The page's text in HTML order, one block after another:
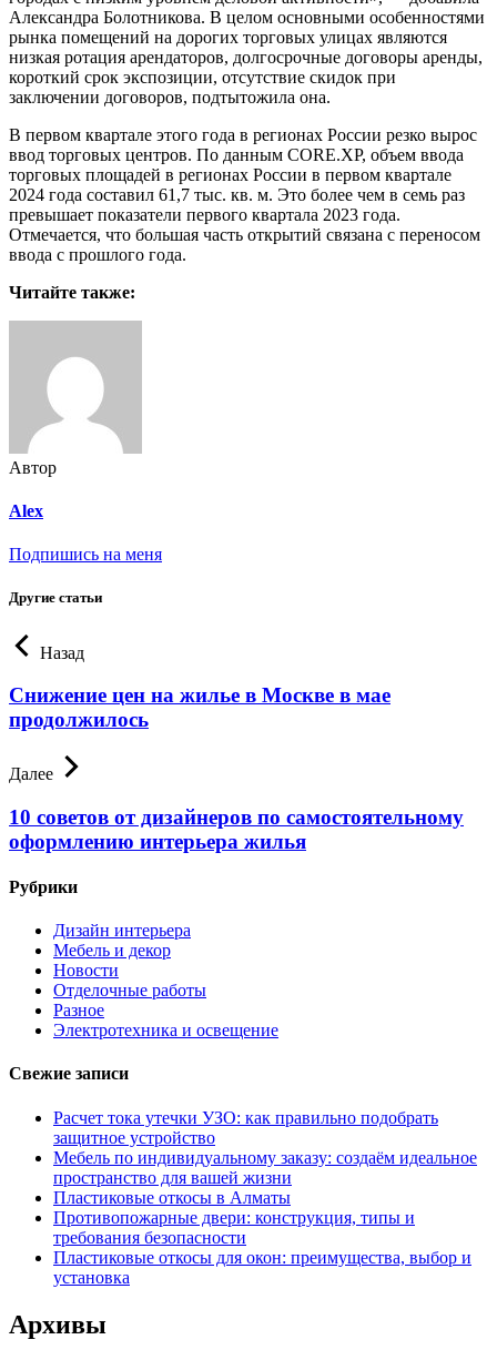
Александра Болотникова. В целом основными особенностями
рынка помещений на дорогих торговых улицах являются
низкая ротация арендаторов, долгосрочные договоры аренды,
короткий срок экспозиции, отсутствие скидок при
заключении договоров, подтытожила она.
В первом квартале этого года в регионах России резко вырос
ввод торговых центров. По данным CORE.XP, объем ввода
торговых площадей в регионах России в первом квартале
2024 года составил 61,7 тыс. кв. м. Это более чем в семь раз
превышает показатели первого квартала 2023 года.
Отмечается, что большая часть открытий связана с переносом
ввода с прошлого года.
Читайте также:
Автор
Alex
Подпишись на меня
Другие статьи
Назад
Снижение цен на жилье в Москве в мае
продолжилось
Далее
10 советов от дизайнеров по самостоятельному
оформлению интерьера жилья
Рубрики
Дизайн интерьера
Мебель и декор
Новости
Отделочные работы
Разное
Электротехника и освещение
Свежие записи
Расчет тока утечки УЗО: как правильно подобрать
защитное устройство
Мебель по индивидуальному заказу: создаём идеальное
пространство для вашей жизни
Пластиковые откосы в Алматы
Противопожарные двери: конструкция, типы и
требования безопасности
Пластиковые откосы для окон: преимущества, выбор и
установка
Архивы